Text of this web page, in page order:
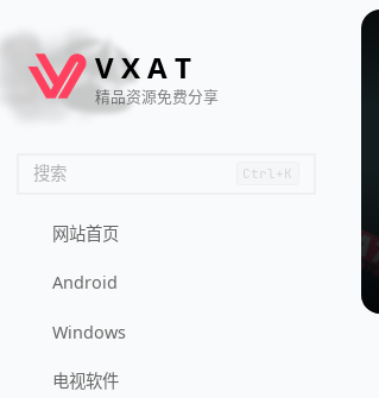
🙌
🐟
🏖️
VXA T
精品资源免费分享
搜索 Ctrl+K
网站首页
Android
Windows
电视软件